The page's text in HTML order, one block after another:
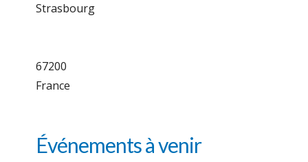
Strasbourg
67200
France
Événements à venir